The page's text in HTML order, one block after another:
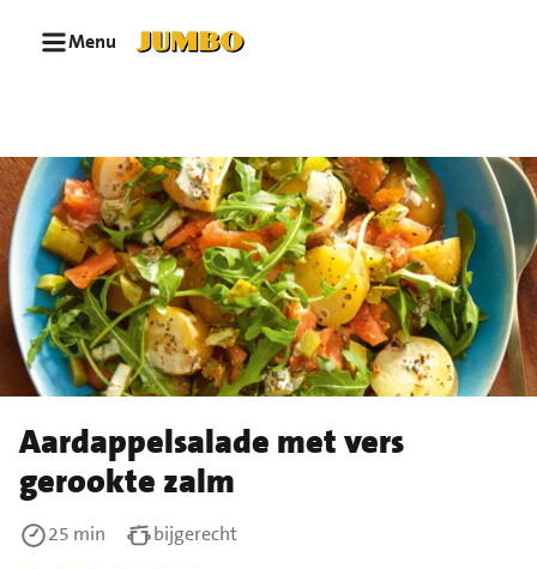
Menu
Aardappelsalade met vers
gerookte zalm
25 min
bijgerecht